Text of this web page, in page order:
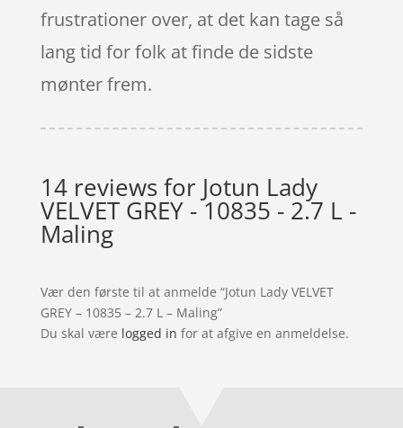
frustrationer over, at det kan tage så
lang tid for folk at finde de sidste
mønter frem.
14 reviews for Jotun Lady
VELVET GREY - 10835 - 2.7 L -
Maling
Vær den første til at anmelde “Jotun Lady VELVET
GREY – 10835 – 2.7 L – Maling”
Du skal være logged in for at afgive en anmeldelse.